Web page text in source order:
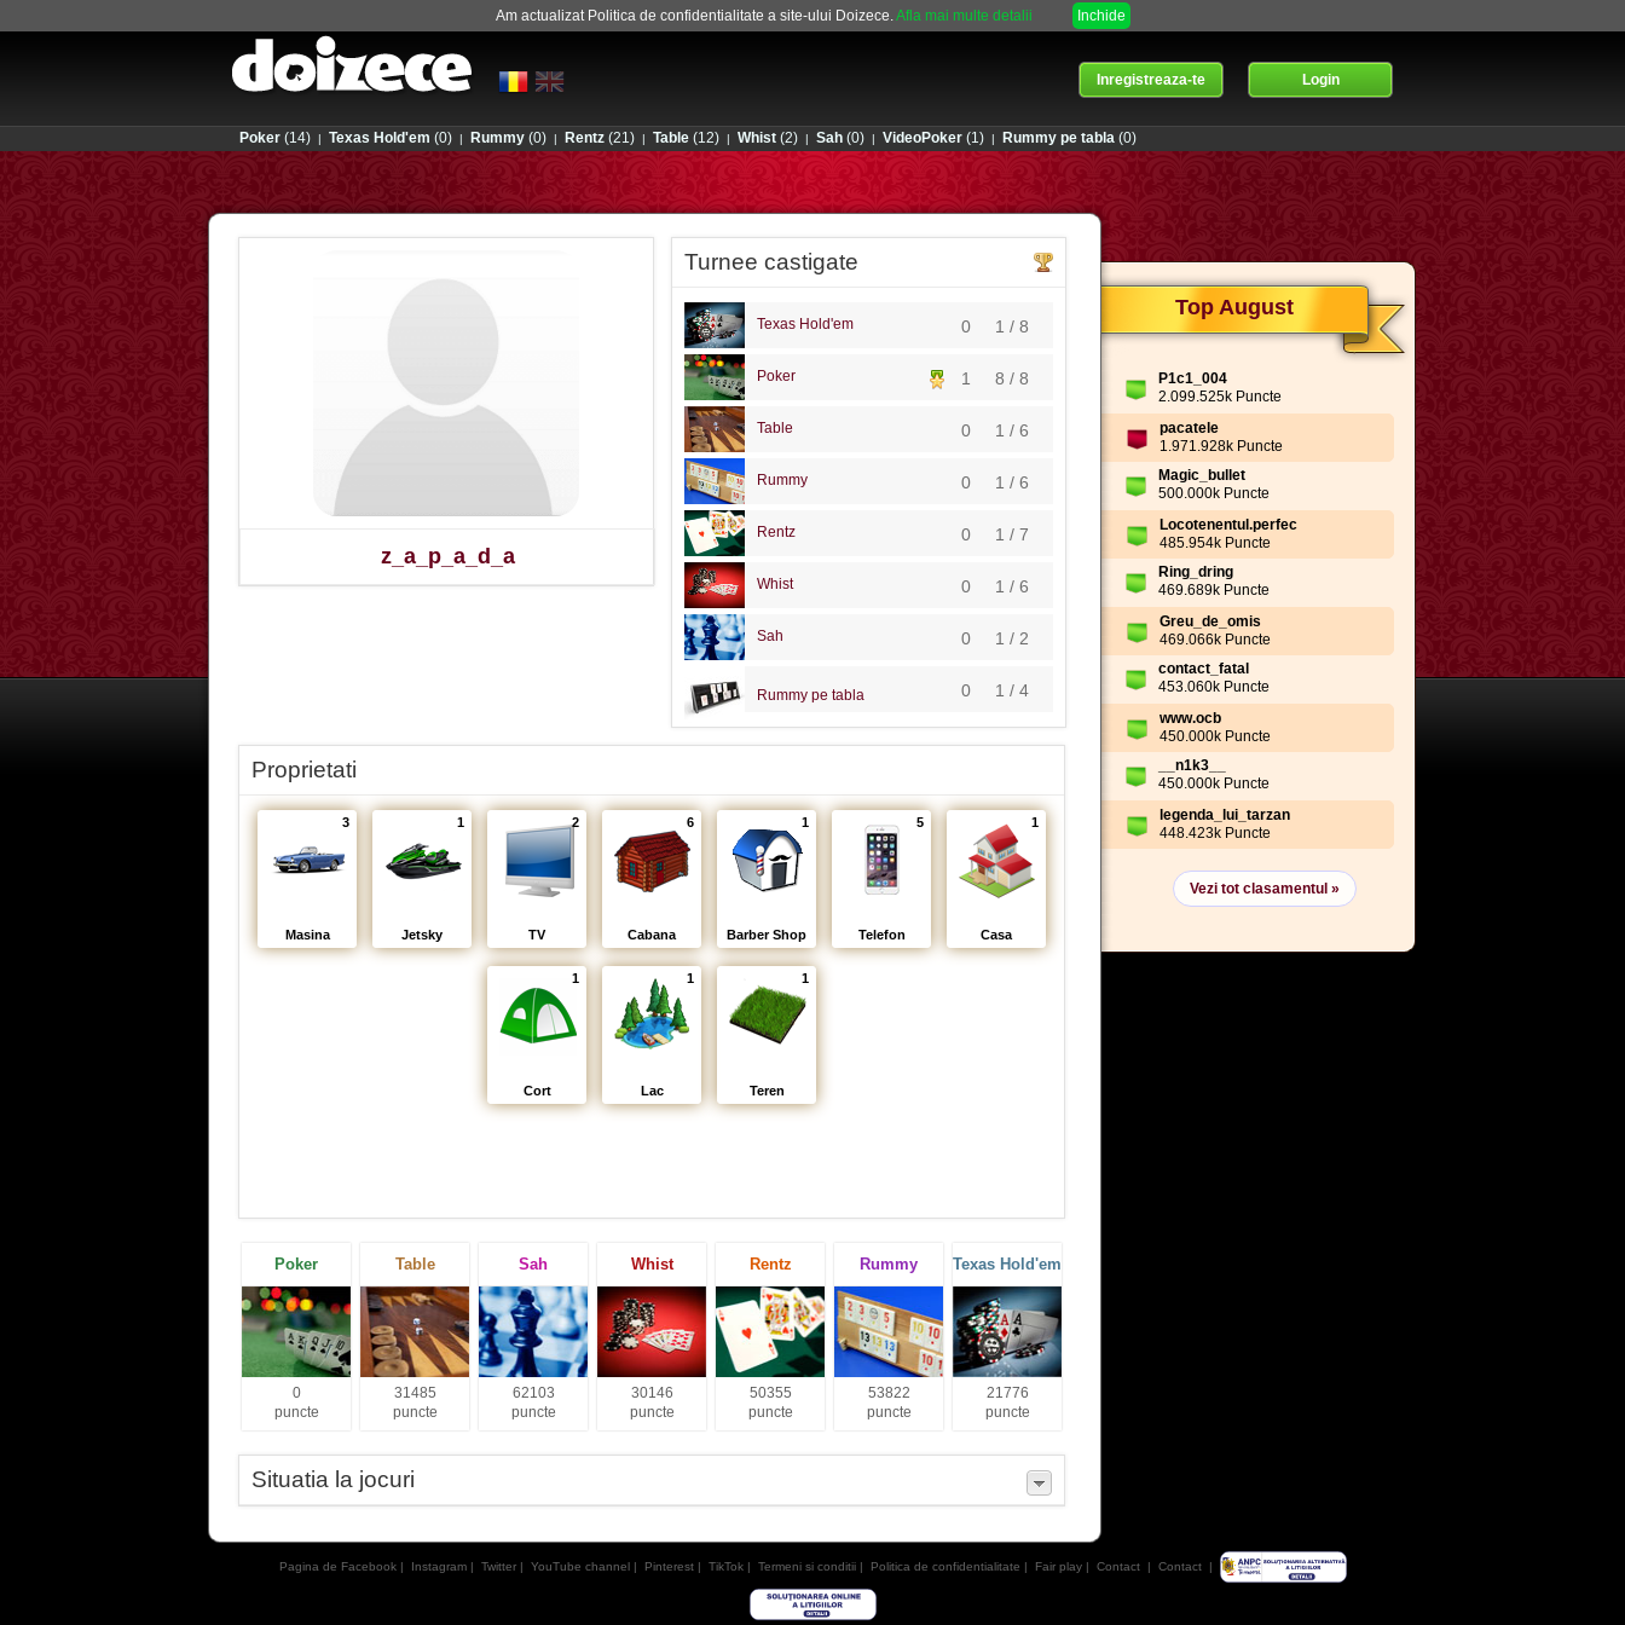
Am actualizat Politica de confidentialitate a site-ului Doizece.Afla mai multe detalii Inchide
Login
Inregistreaza-te
Poker (14) | Texas Hold'em (0) | Rummy (0) | Rentz (21) | Table (12) | Whist (2) | Sah (0) | VideoPoker (1) | Rummy pe tabla (0)
Top August
P1c1_004
2.099.525k Puncte
pacatele
1.971.928k Puncte
Magic_bullet
500.000k Puncte
Locotenentul.perfec
485.954k Puncte
Ring_dring
469.689k Puncte
Greu_de_omis
469.066k Puncte
contact_fatal
453.060k Puncte
www.ocb
450.000k Puncte
__n1k3__
450.000k Puncte
legenda_lui_tarzan
448.423k Puncte
Vezi tot clasamentul »
z_a_p_a_d_a
Turnee castigate
Texas Hold'em 1 / 8
0
Poker 8 / 8
1
Table 1 / 6
0
Rummy 1 / 6
0
Rentz 1 / 7
0
Whist 1 / 6
0
Sah 1 / 2
0
Rummy pe tabla 1 / 4
0
Proprietati
3
Masina
1
Jetsky
2
TV
6
Cabana
1
Barber Shop
5
Telefon
1
Casa
1
Cort
1
Lac
1
Teren
Poker
0
puncte
Table
31485
puncte
Sah
62103
puncte
Whist
30146
puncte
Rentz
50355
puncte
Rummy
53822
puncte
Texas Hold'em
21776
puncte
Situatia la jocuri
Pagina de Facebook| Instagram| Twitter| YouTube channel| Pinterest| TikTok| Termeni si conditii| Politica de confidentialitate | Fair play| Contact| Contact|